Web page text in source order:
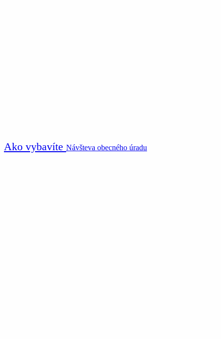
Ako vybavíte Návšteva obecného úradu